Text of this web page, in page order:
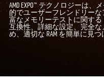
AMD EXPO™ テクノロジーは
的でユーザーフレンドリー
富なメモリーテストに関す
互換性、詳細な設定、完全
め、適切な RAM を簡単に見